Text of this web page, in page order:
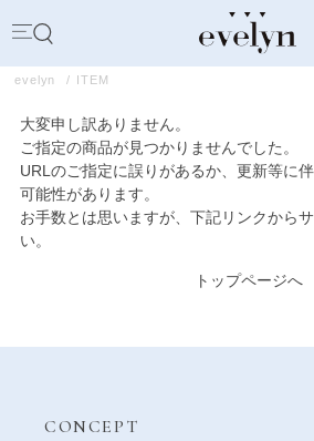
evelyn ITEM
大変申し訳ありません。
ご指定の商品が見つかりませんでした。
URLのご指定に誤りがあるか、更新等に
可能性があります。
お手数とは思いますが、下記リンクから
い。
トップページへ
CONCEPT